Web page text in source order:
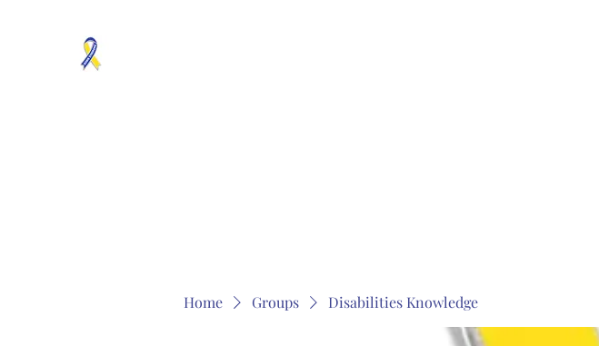
Home Groups Disabilities Knowledge